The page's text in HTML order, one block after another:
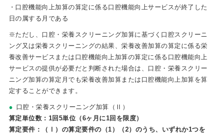
・口腔機能向上加算の算定に係る口腔機能向上サービスが終了した
日の属する月である
※ただし、口腔・栄養スクリーニング加算に基づく口腔スクリーニ
ング又は栄養スクリーニングの結果、栄養改善加算の算定に係る栄
養改善サービスまたは口腔機能向上加算の算定に係る口腔機能向上
サービスの提供が必要だと判断された場合は、口腔・栄養スクリー
ニング加算の算定月でも栄養改善加算または口腔機能向上加算を算
定することができます。
口腔・栄養スクリーニング加算（Ⅱ）
算定単位数：1回5単位（6ヶ月に1回を限度）
算定要件：（Ⅰ）の算定要件の（1）（2）のうち、いずれか1つを